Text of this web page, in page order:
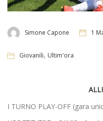
Simone Capone 1
Giovanili, Ultim'ora
I TURNO PLAY-OFF (gara